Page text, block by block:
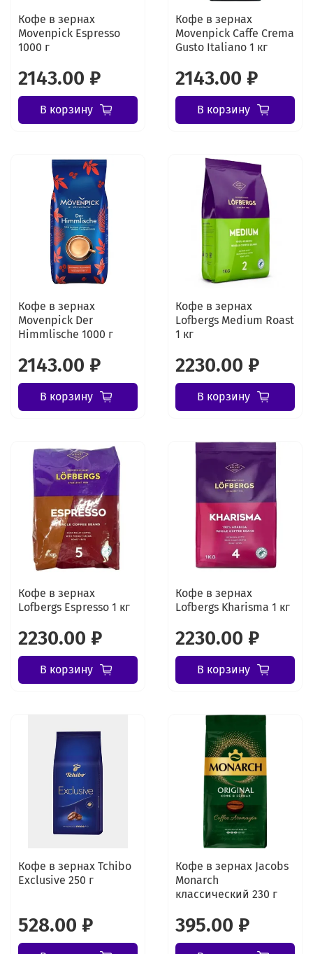
Кофе в зернах
Movenpick Espresso
1000 г
2143.00 ₽
В корзину
Кофе в зернах
Movenpick Caffe Crema
Gusto Italiano 1 кг
2143.00 ₽
В корзину
Кофе в зернах
Movenpick Der
Himmlische 1000 г
2143.00 ₽
В корзину
Кофе в зернах
Lofbergs Medium Roast
1 кг
2230.00 ₽
В корзину
Кофе в зернах
Lofbergs Espresso 1 кг
2230.00 ₽
В корзину
Кофе в зернах
Lofbergs Kharisma 1 кг
2230.00 ₽
В корзину
Кофе в зернах Tchibo
Exclusive 250 г
528.00 ₽
Кофе в зернах Jacobs
Monarch
классический 230 г
395.00 ₽